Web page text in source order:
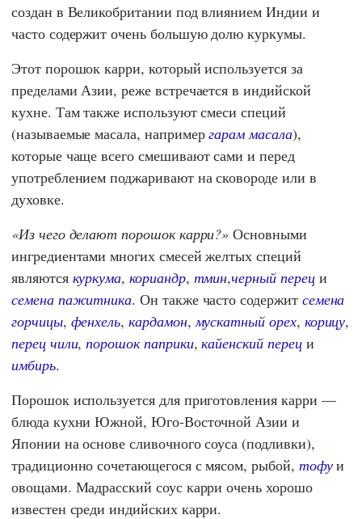
создан в Великобритании под влиянием Индии и
часто содержит очень большую долю куркумы.
Этот порошок карри, который используется за
пределами Азии, реже встречается в индийской
кухне. Там также используют смеси специй
(называемые масала, напримергарам масала),
которые чаще всего смешивают сами и перед
употреблением поджаривают на сковороде или в
духовке.
Из чего делают порошок карри? Основными
ингредиентами многих смесей желтых специй
являются куркума,кориандр, тмин,черный переци
семена пажитника. Он также часто содержит семена
горчицы, фенхель,кардамон,мускатный орех, корицу,
перец чили,порошок паприки,кайенский переци
имбирь.
Порошок используется для приготовления карри —
блюда кухни Южной, Юго-Восточной Азии и
Японии на основе сливочного соуса (подливки),
традиционно сочетающегося с мясом, рыбой, тофуи
овощами. Мадрасский соус карри очень хорошо
известен среди индийских карри.